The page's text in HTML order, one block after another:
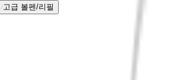
고급 볼펜/리필